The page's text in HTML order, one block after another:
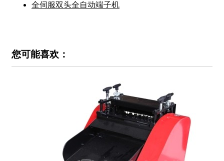
全伺服双头全自动端子机
您可能喜欢：